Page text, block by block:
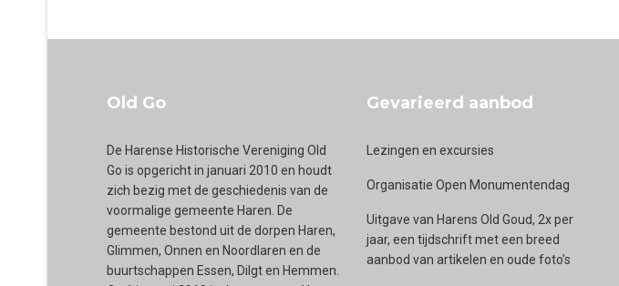
Old Go
De Harense Historische Vereniging Old
Go is opgericht in januari 2010 en houdt
zich bezig met de geschiedenis van de
voormalige gemeente Haren. De
gemeente bestond uit de dorpen Haren,
Glimmen, Onnen en Noordlaren en de
buurtschappen Essen, Dilgt en Hemmen.
Gevarieerd aanbod
Lezingen en excursies
Organisatie Open Monumentendag
Uitgave van Harens Old Goud, 2x per
jaar, een tijdschrift met een breed
aanbod van artikelen en oude foto's